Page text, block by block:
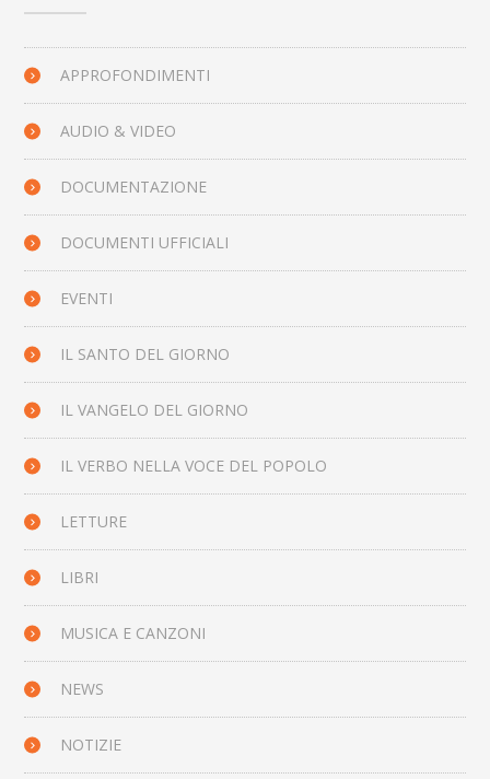
APPROFONDIMENTI
AUDIO & VIDEO
DOCUMENTAZIONE
DOCUMENTI UFFICIALI
EVENTI
IL SANTO DEL GIORNO
IL VANGELO DEL GIORNO
IL VERBO NELLA VOCE DEL POPOLO
LETTURE
LIBRI
MUSICA E CANZONI
NEWS
NOTIZIE